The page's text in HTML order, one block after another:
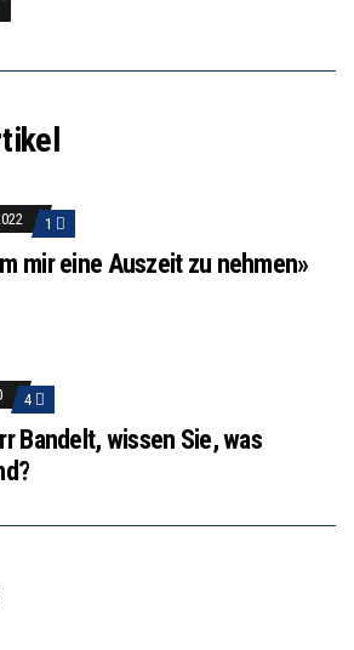
1
mir eine Auszeit zu nehmen»
4
Bandelt, wissen Sie, was